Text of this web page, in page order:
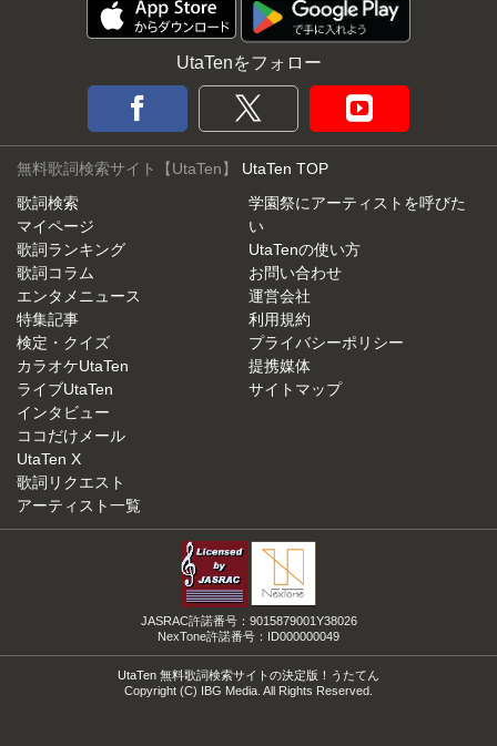
UtaTenをフォロー
無料歌詞検索サイト【UtaTen】 UtaTen TOP
歌詞検索
マイページ
歌詞ランキング
歌詞コラム
エンタメニュース
特集記事
検定・クイズ
カラオケUtaTen
ライブUtaTen
インタビュー
ココだけメール
UtaTen X
歌詞リクエスト
アーティスト一覧
学園祭にアーティストを呼びた
い
UtaTenの使い方
お問い合わせ
運営会社
利用規約
プライバシーポリシー
提携媒体
サイトマップ
JASRAC許諾番号：9015879001Y38026
NexTone許諾番号：ID000000049
UtaTen 無料歌詞検索サイトの決定版！うたてん
Copyright (C) IBG Media. All Rights Reserved.